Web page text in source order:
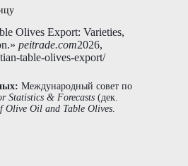
Olives Export: Varieties,
peitrade.com2026,
table-olives-export/
Международный совет по
Statistics & Forecasts (дек.
Olive Oil and Table Olives.